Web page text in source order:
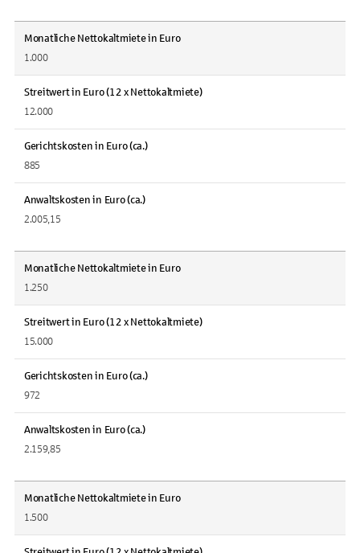
Monatliche Nettokaltmiete in Euro
1.000
Streitwert in Euro (12 x Nettokaltmiete)
12.000
Gerichtskosten in Euro (ca.)
885
Anwaltskosten in Euro (ca.)
2.005,15
Monatliche Nettokaltmiete in Euro
1.250
Streitwert in Euro (12 x Nettokaltmiete)
15.000
Gerichtskosten in Euro (ca.)
972
Anwaltskosten in Euro (ca.)
2.159,85
Monatliche Nettokaltmiete in Euro
1.500